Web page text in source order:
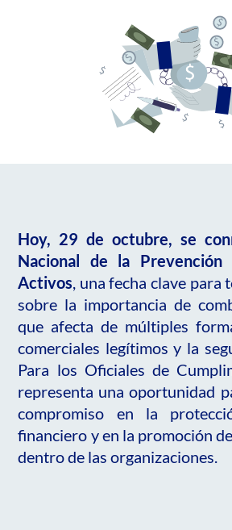
Hoy, 29 de octubre, se
Nacional de la Prevención
Activos , una fecha clave
sobre la importancia de
que afecta de múltiples
comerciales legítimos y la
Para los Oficiales de
representa una oportunidad
compromiso en la
financiero y en la promoción
dentro de las organizaciones.